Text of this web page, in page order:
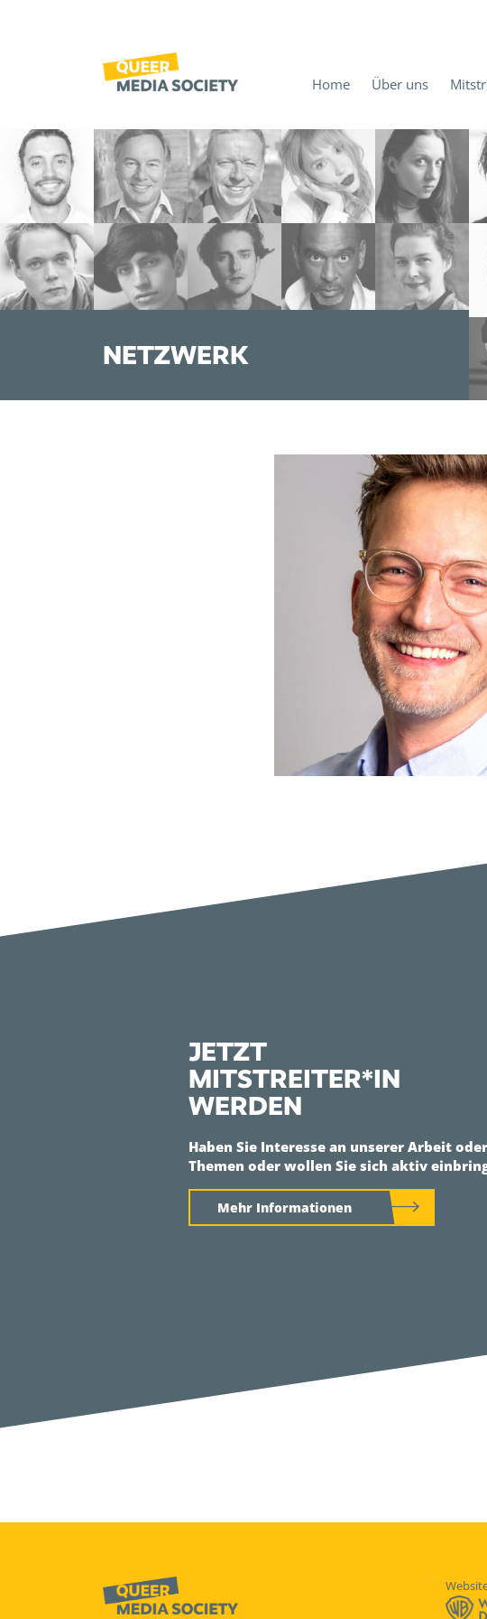
Home Über uns
NETZWERK
JETZT
MITSTREITER*IN
WERDEN
Haben Sie Interesse an unserer Arbeit
Themen oder wollen Sie sich aktiv
Mehr Informationen